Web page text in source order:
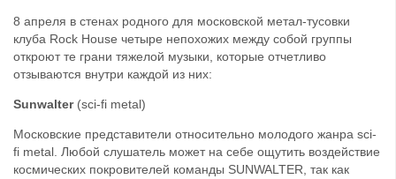
8 апреля в стенах родного для московской метал-тусовки
клуба Rock House четыре непохожих между собой группы
откроют те грани тяжелой музыки, которые отчетливо
отзываются внутри каждой из них:
Sunwalter(sci-fi metal)
Московские представители относительно молодого жанра sci-
fi metal. Любой слушатель может на себе ощутить воздействие
космических покровителей команды SUNWALTER, так как